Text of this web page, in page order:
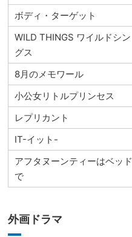
ボディ・ターゲット
WILD THINGS ワイルドシン
グス
8月のメモワール
小公女リトルプリンセス
レプリカント
IT-イット-
アフタヌーンティーはベッド
で
外画ドラマ